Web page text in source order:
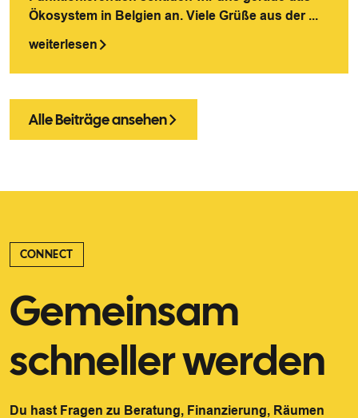
Ökosystem in Belgien an. Viele Grüße aus der ...
weiterlesen
Alle Beiträge ansehen
CONNECT
Gemeinsam
schneller werden
Du hast Fragen zu Beratung, Finanzierung, Räumen